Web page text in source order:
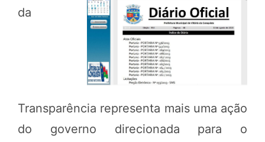
da
Transparência representa mais uma ação
do governo direcionada para o